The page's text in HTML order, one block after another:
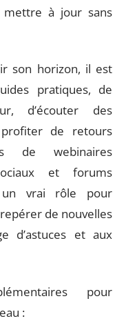
mettre à jour sans
son horizon, il est
pratiques, de
d’écouter des
de retours
de webinaires
et forums
un vrai rôle pour
de nouvelles
d’astuces et aux
pour
: